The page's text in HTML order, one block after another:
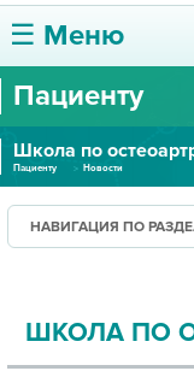
☰ Меню
О ЦЕНТРЕ
УСЛУГИ И ЦЕНЫ
ПАЦИЕНТУ
ПРАВОВАЯ
Пациенту
Школа по
Пациенту Новости
НАВИГАЦИЯ ПО
ШКОЛА ПО